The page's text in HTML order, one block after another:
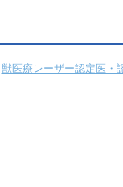
獣医療レーザー認定医・